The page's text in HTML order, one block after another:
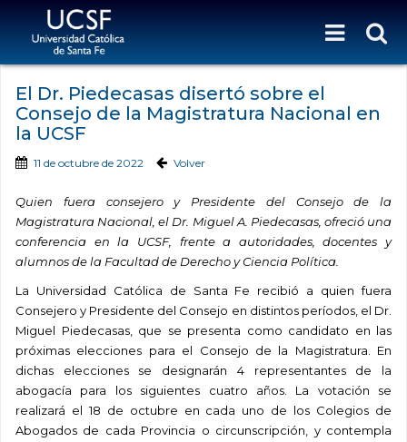
El Dr. Piedecasas disertó sobre el
Consejo de la Magistratura Nacional en
la UCSF
11 de octubre de 2022 Volver
Quien fuera consejero y Presidente del Consejo de la
Magistratura Nacional, el Dr. Miguel A. Piedecasas, ofreció una
conferencia en la UCSF, frente a autoridades, docentes y
alumnos de la Facultad de Derecho y Ciencia Política.
La Universidad Católica de Santa Fe recibió a quien fuera
Consejero y Presidente del Consejo en distintos períodos, el Dr.
Miguel Piedecasas, que se presenta como candidato en las
próximas elecciones para el Consejo de la Magistratura. En
dichas elecciones se designarán 4 representantes de la
abogacía para los siguientes cuatro años. La votación se
realizará el 18 de octubre en cada uno de los Colegios de
Abogados de cada Provincia o circunscripción, y contempla